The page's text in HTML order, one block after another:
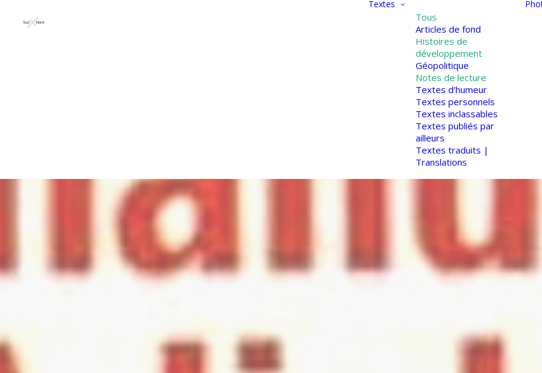
Textes
Tous
Articles de fond
Histoires de
développement
Géopolitique
Notes de lecture
Textes d’humeur
Textes personnels
Textes inclassables
Textes publiés par
ailleurs
Textes traduits |
Translations